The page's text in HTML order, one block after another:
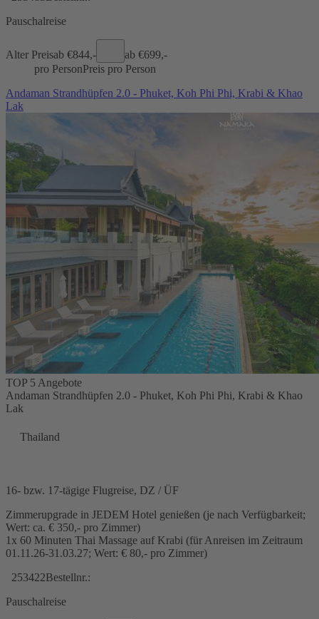
Pauschalreise
Alter Preisab €844,- ab €699,-
pro PersonPreis pro Person
Andaman Strandhüpfen 2.0 - Phuket, Koh Phi Phi, Krabi & Khao
Lak
TOP 5 Angebote
Andaman Strandhüpfen 2.0 - Phuket, Koh Phi Phi, Krabi & Khao
Lak
Thailand
16- bzw. 17-tägige Flugreise, DZ / ÜF
Zimmerupgrade in JEDEM Hotel genießen (je nach Verfügbarkeit;
Wert: ca. € 350,- pro Zimmer)
1x 60 Minuten Thai Massage auf Krabi (für Anreisen im Zeitraum
01.11.26-31.03.27; Wert: € 80,- pro Zimmer)
253422Bestellnr.:
Pauschalreise